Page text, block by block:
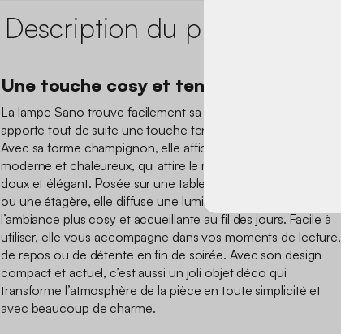
Description du produit
Une touche cosy et tendance
La lampe Sano trouve facilement sa place chez vous et
apporte tout de suite une touche tendance à votre intérieur.
Avec sa forme champignon, elle affiche un style à la fois
moderne et chaleureux, qui attire le regard tout en restant
doux et élégant. Posée sur une table de chevet, un bureau
ou une étagère, elle diffuse une lumière agréable qui rend
l’ambiance plus cosy et accueillante au fil des jours. Facile à
utiliser, elle vous accompagne dans vos moments de lecture,
de repos ou de détente en fin de soirée. Avec son design
compact et actuel, c’est aussi un joli objet déco qui
transforme l’atmosphère de la pièce en toute simplicité et
avec beaucoup de charme.